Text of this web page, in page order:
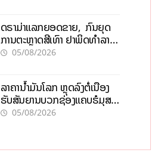
ດຣາມ່າແລກຍອດຂາຍ, ກົນຍຸດ
ການຕະຫຼາດສີເທົາ ຢາພິດທຳລາຍ
ທຸລະກິດ ໄລຍະຍາວ
05/08/2026
ລາຄານ້ຳມັນໂລກ ຫຼຸດລົງຕໍ່ເນື່ອງ
ຮັບສັນຍານບວກຊ່ອງແຄບຮໍມຸສ
ຈັບຕາລາຄາໃນລາວ
05/08/2026